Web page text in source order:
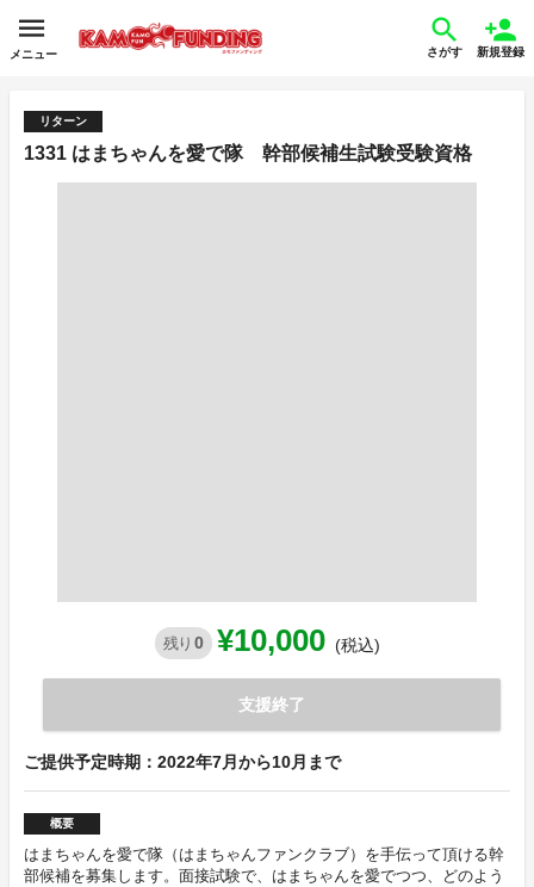
メニュー さがす 新規登録
リターン
1331 はまちゃんを愛で隊 幹部候補生試験受験資格
残り 0 ¥10,000 (税込)
支援終了
ご提供予定時期：2022年7月から10月まで
概要
はまちゃんを愛で隊（はまちゃんファンクラブ）を手伝って頂ける幹
部候補を募集します。面接試験で、はまちゃんを愛でつつ、どのよう